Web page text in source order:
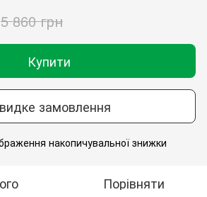
5 860 грн
Купити
замовлення
накопичувальної знижки
Порівняти